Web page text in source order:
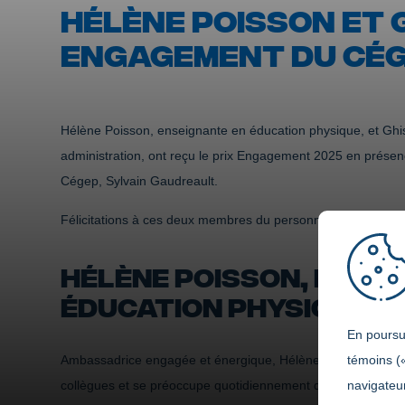
En
témoins
HÉLÈNE POISSON ET
ENGAGEMENT DU
Hélène Poisson, enseignante en éducation physique, et
administration, ont reçu le prix Engagement 2025 en
Cégep, Sylvain Gaudreault.
Félicitations à ces deux membres du personnel qui ont du
HÉLÈNE POISSON,
ÉDUCATION PHYSIQUE
Ambassadrice engagée et énergique, Hélène Poisson est
collègues et se préoccupe quotidiennement du bien-être